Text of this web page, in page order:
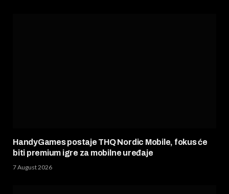
HandyGames postaje THQ Nordic Mobile, fokus će
biti premium igre za mobilne uređaje
7 August 2026